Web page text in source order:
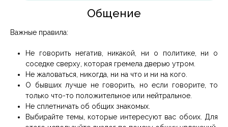
Общение
Важные правила:
Не говорить негатив, никакой, ни о политике, ни о
соседке сверху, которая гремела дверью утром.
Не жаловаться, никогда, ни на что и ни на кого.
О бывших лучше не говорить, но если говорите, то
только что-то положительное или нейтральное.
Не сплетничать об общих знакомых.
Выбирайте темы, которые интересуют вас обоих. Для